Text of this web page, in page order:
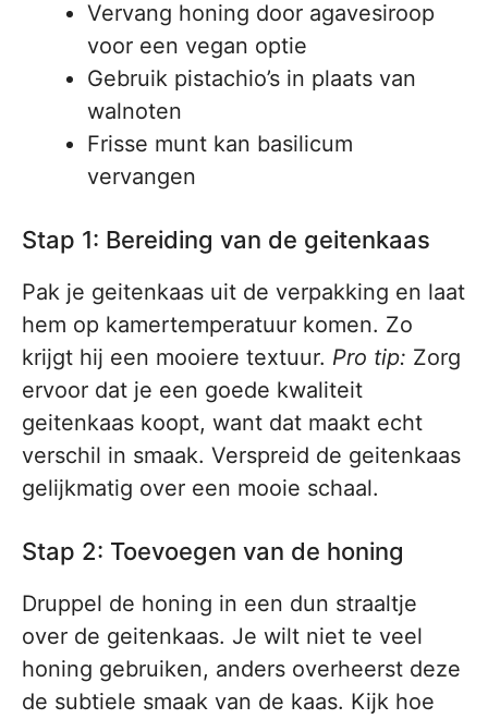
Vervang honing door agavesiroop
voor een vegan optie
Gebruik pistachio’s in plaats van
walnoten
Frisse munt kan basilicum
vervangen
Stap 1: Bereiding van de geitenkaas
Pak je geitenkaas uit de verpakking en laat
hem op kamertemperatuur komen. Zo
krijgt hij een mooiere textuur. Pro tip: Zorg
ervoor dat je een goede kwaliteit
geitenkaas koopt, want dat maakt echt
verschil in smaak. Verspreid de geitenkaas
gelijkmatig over een mooie schaal.
Stap 2: Toevoegen van de honing
Druppel de honing in een dun straaltje
over de geitenkaas. Je wilt niet te veel
honing gebruiken, anders overheerst deze
de subtiele smaak van de kaas. Kijk hoe